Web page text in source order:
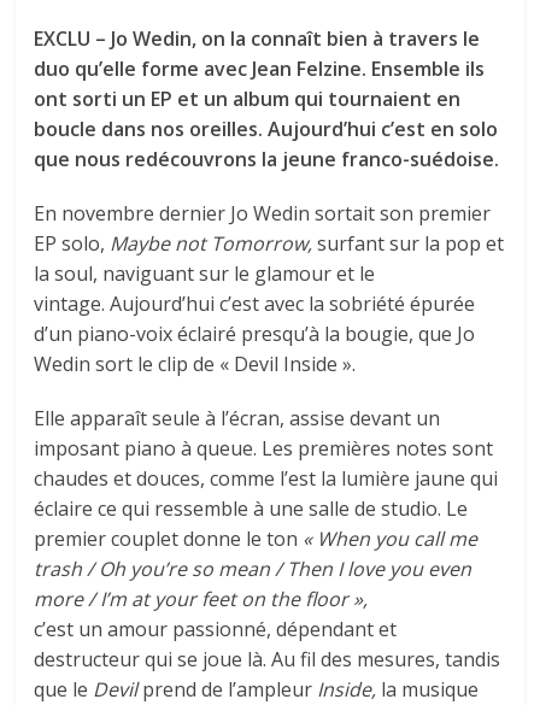
EXCLU – Jo Wedin, on la connaît bien à travers le
duo qu’elle forme avec Jean Felzine. Ensemble ils
ont sorti un EP et un album qui tournaient en
boucle dans nos oreilles. Aujourd’hui c’est en solo
que nous redécouvrons la jeune franco-suédoise.
En novembre dernier Jo Wedin sortait son premier
EP solo, Maybe not Tomorrow,surfant sur la pop et
la soul, naviguant sur le glamour et le
vintage. Aujourd’hui c’est avec la sobriété épurée
d’un piano-voix éclairé presqu’à la bougie, que Jo
Wedin sort le clip de « Devil Inside ».
Elle apparaît seule à l’écran, assise devant un
imposant piano à queue. Les premières notes sont
chaudes et douces, comme l’est la lumière jaune qui
éclaire ce qui ressemble à une salle de studio. Le
premier couplet donne le ton « When you call me
trash / Oh you’re so mean / Then I love you even
more / I’m at your feet on the floor »,
c’est un amour passionné, dépendant et
destructeur qui se joue là. Au fil des mesures, tandis
que le Devilprend de l’ampleur Inside, la musique